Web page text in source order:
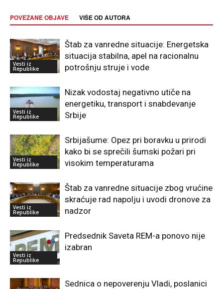
POVEZANE OBJAVE VIŠE OD AUTORA
Vesti iz
Republike
Štab za vanredne situacije: Energetska
situacija stabilna, apel na racionalnu
potrošnju struje i vode
Vesti iz
Republike
Nizak vodostaj negativno utiče na
energetiku, transport i snabdevanje
Srbije
Vesti iz
Republike
Srbijašume: Opez pri boravku u prirodi
kako bi se sprečili šumski požari pri
visokim temperaturama
Vesti iz
Republike
Štab za vanredne situacije zbog vrućine
skraćuje rad napolju i uvodi dronove za
nadzor
Vesti iz
Republike
Predsednik Saveta REM-a ponovo nije
izabran
Sednica o nepoverenju Vladi, poslanici